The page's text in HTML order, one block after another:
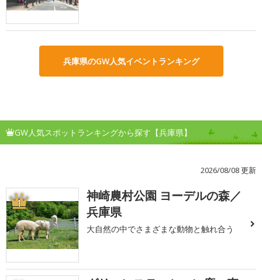
兵庫県のGW人気イベントランキング
GW人気スポットランキングから探す【兵庫県】
2026/08/08 更新
1
神崎農村公園 ヨーデルの森／
兵庫県
大自然の中でさまざまな動物と触れ合う